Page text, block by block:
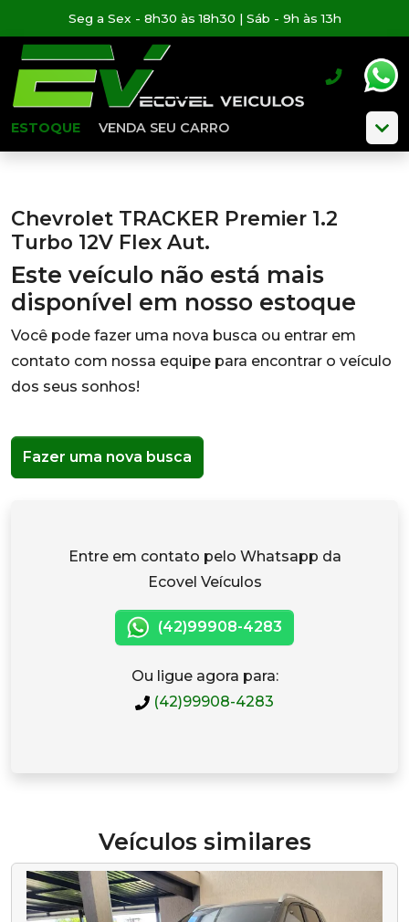
Seg a Sex - 8h30 às 18h30 | Sáb - 9h às 13h
ESTOQUE VENDA SEU CARRO
Chevrolet TRACKER Premier 1.2
Turbo 12V Flex Aut.
Este veículo não está mais
disponível em nosso estoque
Você pode fazer uma nova busca ou entrar em
contato com nossa equipe para encontrar o veículo
dos seus sonhos!
Fazer uma nova busca
Entre em contato pelo Whatsapp da
Ecovel Veículos
(42)99908-4283
Ou ligue agora para:
(42)99908-4283
Veículos similares